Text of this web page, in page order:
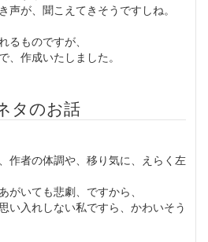
声が、聞こえてきそうですしね。
るものですが、
、作成いたしました。
タのお話
作者の体調や、移り気に、えらく左
いても悲劇、ですから、
い入れしない私ですら、かわいそう